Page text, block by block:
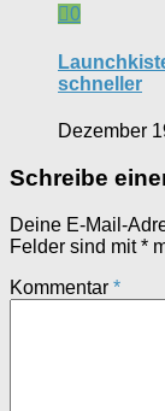
0
schneller
Dezember
Schreibe
Deine E-Mail-
Felder sind mit*
Kommentar *